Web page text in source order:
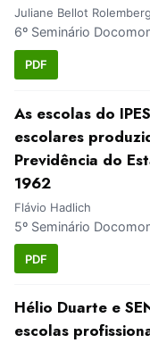
Juliane Bellot
6º Seminário
PDF
As escolas do
escolares
Previdência do
1962
Flávio Hadlich
5º Seminário
PDF
Hélio Duarte e
escolas